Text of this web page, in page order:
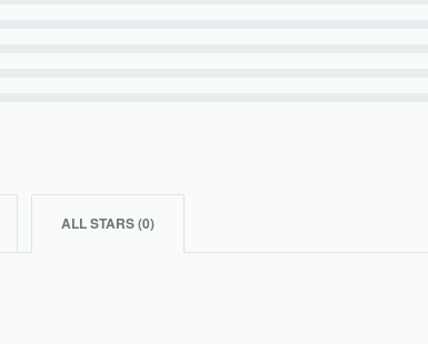
ALL STARS (0)